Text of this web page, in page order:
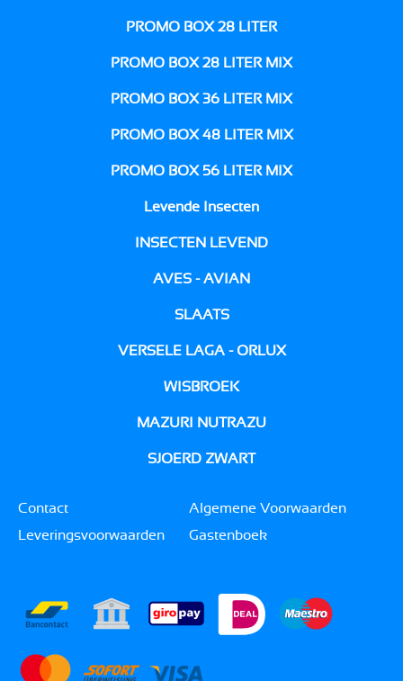
PROMO BOX 28 LITER
PROMO BOX 28 LITER MIX
PROMO BOX 36 LITER MIX
PROMO BOX 48 LITER MIX
PROMO BOX 56 LITER MIX
Levende Insecten
INSECTEN LEVEND
AVES - AVIAN
SLAATS
VERSELE LAGA - ORLUX
WISBROEK
MAZURI NUTRAZU
SJOERD ZWART
Contact
Algemene Voorwaarden
Leveringsvoorwaarden
Gastenboek